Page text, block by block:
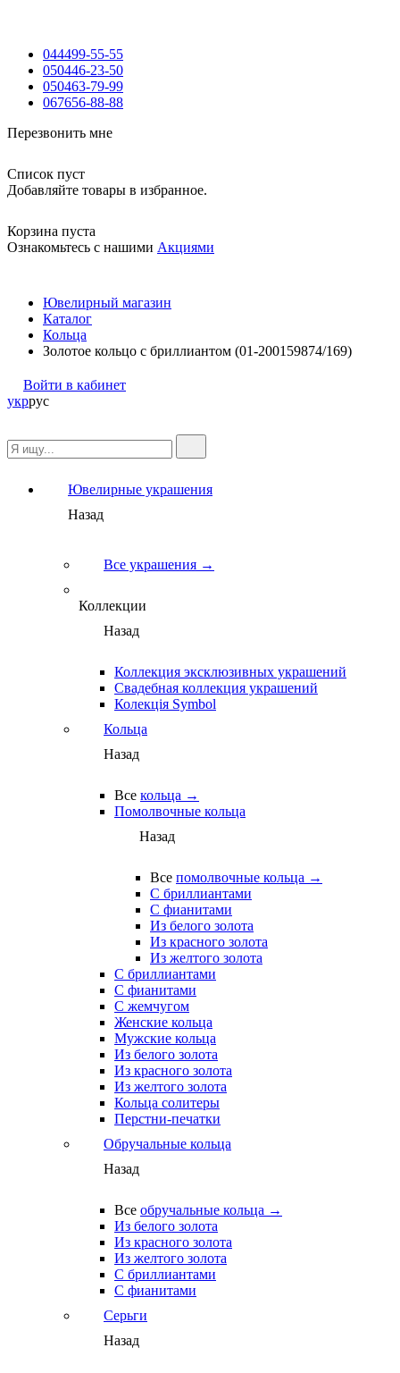
044499-55-55
050446-23-50
050463-79-99
067656-88-88
Перезвонить мне
Список пуст
Добавляйте товары в избранное.
Корзина пуста
Ознакомьтесь с нашими Акциями
Ювелирный магазин
Каталог
Кольца
Золотое кольцо с бриллиантом (01-200159874/169)
Войти в кабинет
укррус
Ювелирные украшения
Назад
Все украшения →
Коллекции
Назад
Коллекция эксклюзивных украшений
Свадебная коллекция украшений
Колекція Symbol
Кольца
Назад
Все кольца →
Помолвочные кольца
Назад
Все помолвочные кольца →
С бриллиантами
С фианитами
Из белого золота
Из красного золота
Из желтого золота
С бриллиантами
С фианитами
С жемчугом
Женские кольца
Мужские кольца
Из белого золота
Из красного золота
Из желтого золота
Кольца солитеры
Перстни-печатки
Обручальные кольца
Назад
Все обручальные кольца →
Из белого золота
Из красного золота
Из желтого золота
С бриллиантами
С фианитами
Серьги
Назад